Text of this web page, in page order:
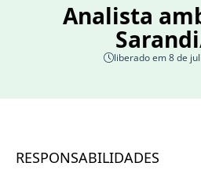
Analista
liberado em 8 de
RESPONSABILIDADES